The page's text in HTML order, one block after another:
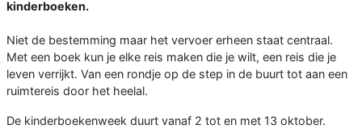
kinderboeken.
Niet de bestemming maar het vervoer erheen staat centraal.
Met een boek kun je elke reis maken die je wilt, een reis die je
leven verrijkt. Van een rondje op de step in de buurt tot aan een
ruimtereis door het heelal.
De kinderboekenweek duurt vanaf 2 tot en met 13 oktober.